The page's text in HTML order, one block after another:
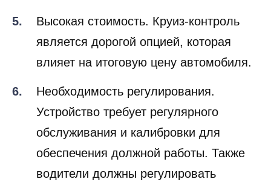
Высокая стоимость. Круиз-контроль
является дорогой опцией, которая
влияет на итоговую цену автомобиля.
Необходимость регулирования.
Устройство требует регулярного
обслуживания и калибровки для
обеспечения должной работы. Также
водители должны регулировать